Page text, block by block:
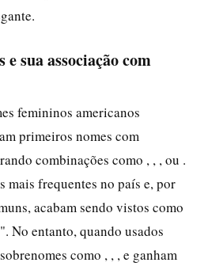
e sua associação com
femininos americanos
primeiros nomes com
combinações como , , , ou .
mais frequentes no país e, por
acabam sendo vistos como
No entanto, quando usados
como , , , e ganham